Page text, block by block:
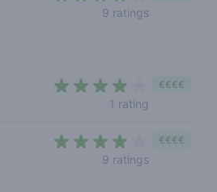
9 ratings
1 rating
€€€€
9 ratings
€€€€